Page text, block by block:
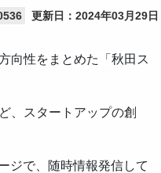
更新日： 2024年03月29日
向性をまとめた「秋田ス
、スタートアップの創
ジで、随時情報発信して